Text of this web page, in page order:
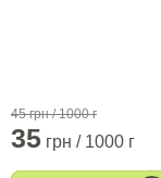
45 грн / 1000 г
35 грн / 1000 г